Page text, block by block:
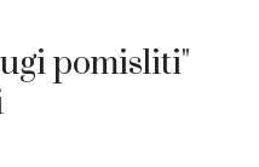
pomisliti"